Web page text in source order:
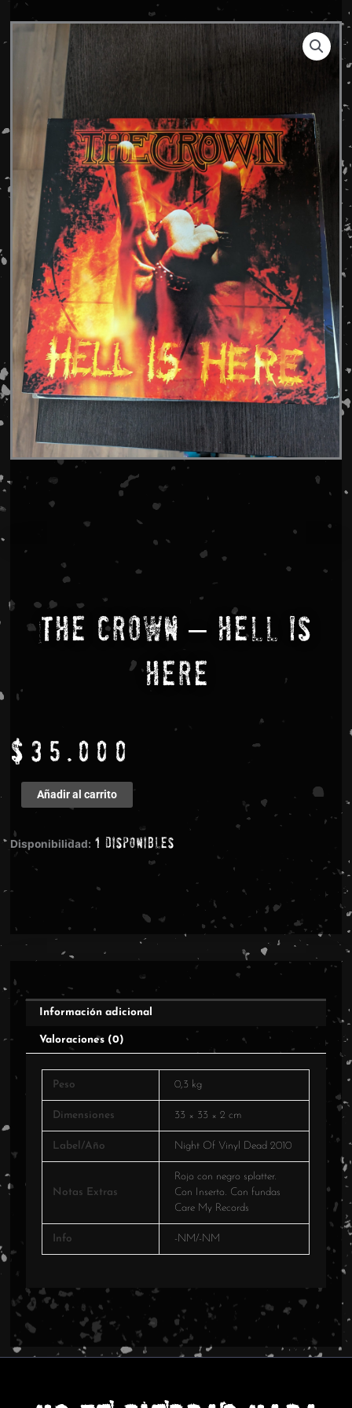
The Crown – Hell Is
Here
$ 35.000
Crown
Hell
cantidad
Añadir al carrito
Disponibilidad: 1 disponibles
Información adicional
Valoraciones (0)
Peso 0,3 kg
Dimensiones 33 × 33 × 2 cm
Label/Año Night Of Vinyl Dead 2010
Notas Extras
Rojo con negro splatter.
Con Inserto. Con fundas
Care My Records
Info -NM/-NM